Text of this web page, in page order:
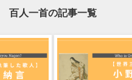
百人一首の記事一覧